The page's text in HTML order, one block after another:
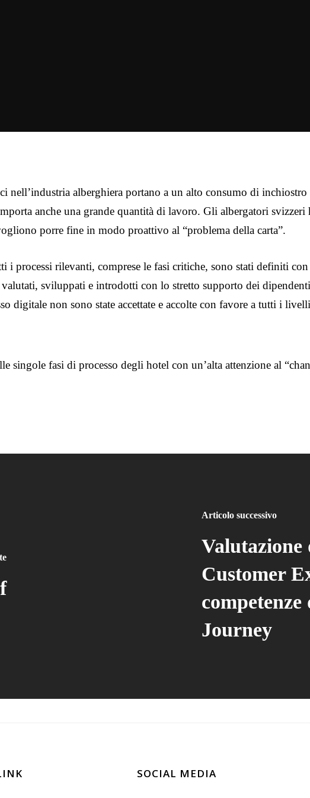
nell’industria alberghiera portano a un alto consumo di inchiostro
anche una grande quantità di lavoro. Gli albergatori
porre fine in modo proattivo al “problema della carta”.
i processi rilevanti, comprese le fasi critiche, sono stati definiti
sviluppati e introdotti con lo stretto supporto dei
digitale non sono state accettate e accolte con favore a tutti i
singole fasi di processo degli hotel con un’alta attenzione al
Articolo successivo
Valutazione
Customer
Journey
SOCIAL MEDIA